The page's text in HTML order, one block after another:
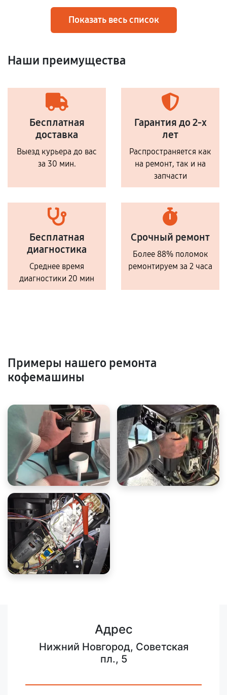
Показать весь список
Наши преимущества
Бесплатная
доставка
Выезд курьера до вас
за 30 мин.
Гарантия до 2-х
лет
Распространяется как
на ремонт, так и на
запчасти
Бесплатная
диагностика
Среднее время
диагностики 20 мин
Срочный ремонт
Более 88% поломок
ремонтируем за 2 часа
Примеры нашего ремонта
кофемашины
Адрес
Нижний Новгород, Советская
пл., 5